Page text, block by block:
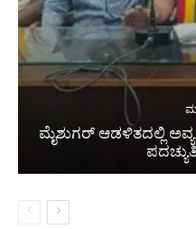
ಮೈಶುಗರ್ ಆಡಳಿತದಲ್ಲಿ